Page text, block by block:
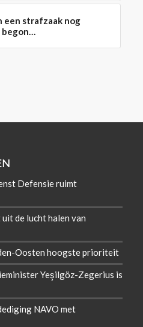
een strafzaak nog
begon…
Defensie ruimt
de lucht halen van
Oosten hoogste prioriteit
Yeşilgöz-Zegerius is
NAVO met